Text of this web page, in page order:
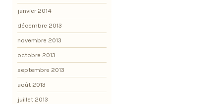
janvier 2014
décembre 2013
novembre 2013
octobre 2013
septembre 2013
août 2013
juillet 2013